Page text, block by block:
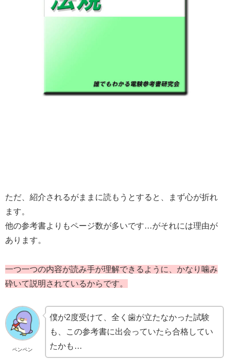
ただ、紹介されるがままに読もうとすると、まず心が折れ
ます。
他の参考書よりもページ数が多いです…がそれには理由が
あります。
一つ一つの内容が読み手が理解できるように、かなり噛み
砕いて説明されているからです。
ペンペン
僕が2度受けて、全く歯が立たなかった試験
も、この参考書に出会っていたら合格してい
たかも…